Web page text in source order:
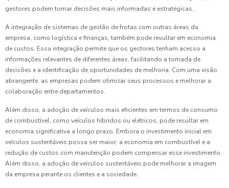
gestores podem tomar decisões mais informadas e estratégicas.
A integração de sistemas de gestão de frotas com outras áreas da
empresa, como logística e finanças, também pode resultar em economia
de custos. Essa integração permite que os gestores tenham acesso a
informações relevantes de diferentes áreas, facilitando a tomada de
decisões e a identificação de oportunidades de melhoria. Com uma visão
abrangente, as empresas podem otimizar seus processos e melhorar a
colaboração entre departamentos.
Além disso, a adoção de veículos mais eficientes em termos de consumo
de combustível, como veículos híbridos ou elétricos, pode resultar em
economia significativa a longo prazo. Embora o investimento inicial em
veículos sustentáveis possa ser maior, a economia em combustível e a
redução de custos com manutenção podem compensar esse investimento.
Além disso, a adoção de veículos sustentáveis pode melhorar a imagem
da empresa perante os clientes e a sociedade.